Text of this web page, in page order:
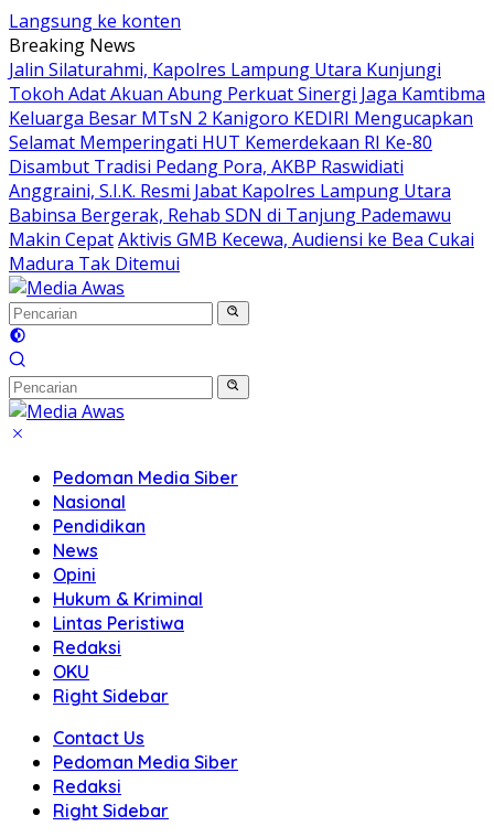
Langsung ke konten
Breaking News
Jalin Silaturahmi, Kapolres Lampung Utara Kunjungi
Tokoh Adat Akuan Abung Perkuat Sinergi Jaga Kamtibma
Keluarga Besar MTsN 2 Kanigoro KEDIRI Mengucapkan
Selamat Memperingati HUT Kemerdekaan RI Ke-80
Disambut Tradisi Pedang Pora, AKBP Raswidiati
Anggraini, S.I.K. Resmi Jabat Kapolres Lampung Utara
Babinsa Bergerak, Rehab SDN di Tanjung Pademawu
Makin CepatAktivis GMB Kecewa, Audiensi ke Bea Cukai
Madura Tak Ditemui
Pedoman Media Siber
Nasional
Pendidikan
News
Opini
Hukum & Kriminal
Lintas Peristiwa
Redaksi
OKU
Right Sidebar
Contact Us
Pedoman Media Siber
Redaksi
Right Sidebar